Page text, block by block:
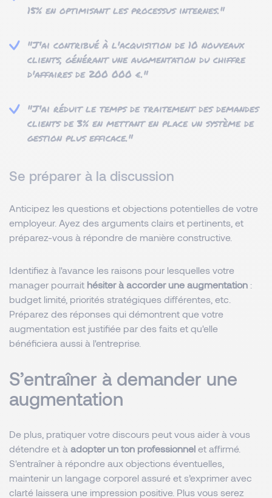
15% en optimisant les processus internes."
"J'ai contribué à l'acquisition de 10 nouveaux
clients, générant une augmentation du chiffre
d'affaires de 200 000 €."
"J'ai réduit le temps de traitement des demandes
clients de 3% en mettant en place un système de
gestion plus efficace."
Se préparer à la discussion
Anticipez les questions et objections potentielles de votre
employeur. Ayez des arguments clairs et pertinents, et
préparez-vous à répondre de manière constructive.
Identifiez à l'avance les raisons pour lesquelles votre
manager pourrait hésiter à accorder une augmentation :
budget limité, priorités stratégiques différentes, etc.
Préparez des réponses qui démontrent que votre
augmentation est justifiée par des faits et qu'elle
bénéficiera aussi à l'entreprise.
S’entraîner à demander une
augmentation
De plus, pratiquer votre discours peut vous aider à vous
détendre et à adopter un ton professionnel et affirmé.
S'entraîner à répondre aux objections éventuelles,
maintenir un langage corporel assuré et s’exprimer avec
clarté laissera une impression positive. Plus vous serez